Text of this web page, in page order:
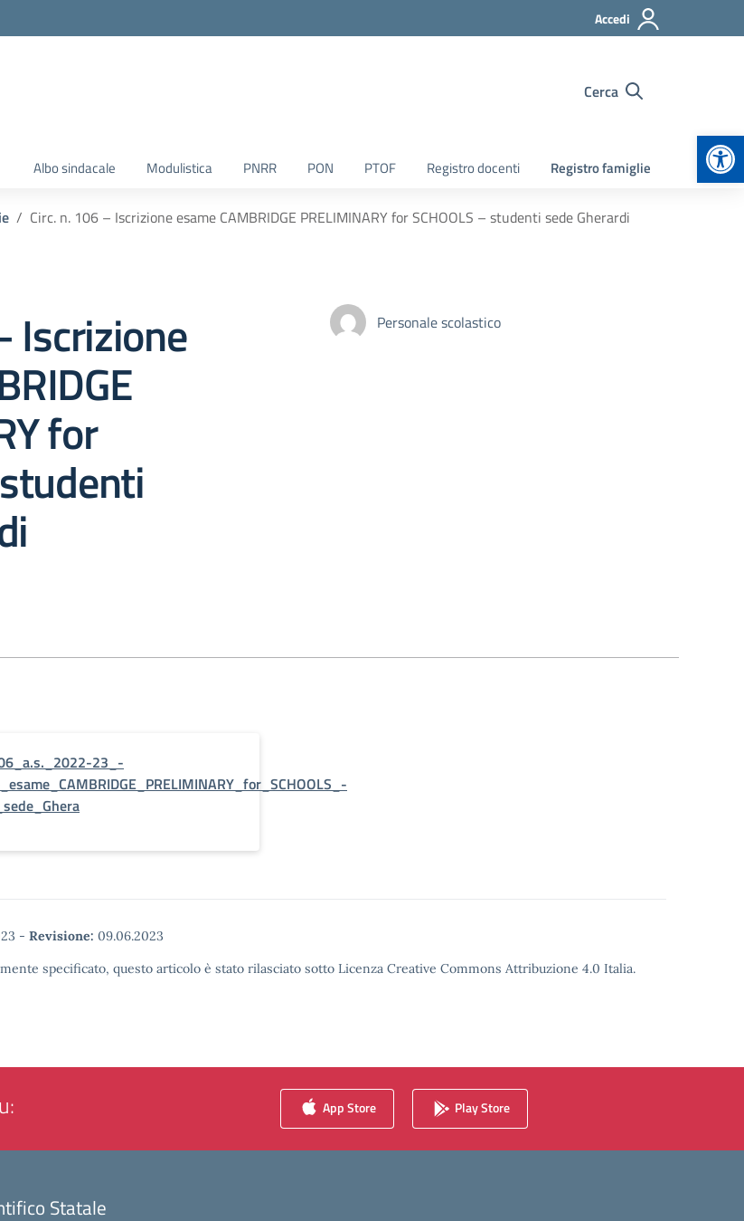
Accedi
Cerca
Albo sindacale Modulistica PNRR PON PTOF Registro docenti Registro famiglie
Circ. n. 106 – Iscrizione esame CAMBRIDGE PRELIMINARY for SCHOOLS – studenti sede Gherardi
Iscrizione
for
Personale scolastico
23_-
- Revisione: 09.06.2023
specificato, questo articolo è stato rilasciato sotto Licenza Creative Commons Attribuzione 4.0 Italia.
App Store Play Store
Statale